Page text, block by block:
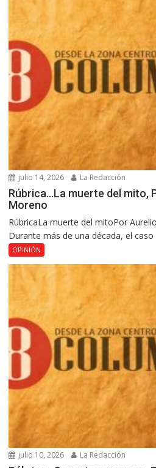
julio 14, 2026 La Redacción
Rúbrica…La muerte del mito,
Moreno
RúbricaLa muerte del mitoPor
Durante más de una década, el caso
OPINIÓN
julio 10, 2026 La Redacción